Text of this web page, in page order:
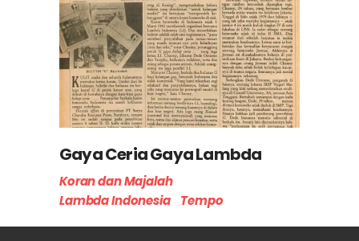
Gaya Ceria Gaya Lambda
Koran dan Majalah
Lambda Indonesia
Tempo